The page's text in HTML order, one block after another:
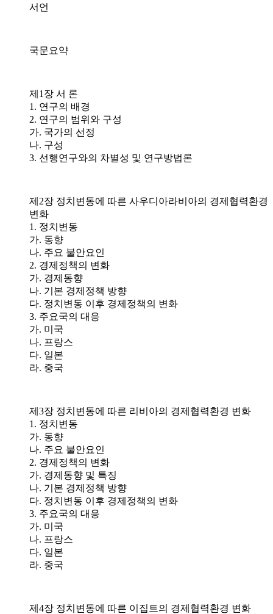
서언
국문요약
제1장 서 론
1. 연구의 배경
2. 연구의 범위와 구성
가. 국가의 선정
나. 구성
3. 선행연구와의 차별성 및 연구방법론
제2장 정치변동에 따른 사우디아라비아의 경제협력환경
변화
1. 정치변동
가. 동향
나. 주요 불안요인
2. 경제정책의 변화
가. 경제동향
나. 기본 경제정책 방향
다. 정치변동 이후 경제정책의 변화
3. 주요국의 대응
가. 미국
나. 프랑스
다. 일본
라. 중국
제3장 정치변동에 따른 리비아의 경제협력환경 변화
1. 정치변동
가. 동향
나. 주요 불안요인
2. 경제정책의 변화
가. 경제동향 및 특징
나. 기본 경제정책 방향
다. 정치변동 이후 경제정책의 변화
3. 주요국의 대응
가. 미국
나. 프랑스
다. 일본
라. 중국
제4장 정치변동에 따른 이집트의 경제협력환경 변화